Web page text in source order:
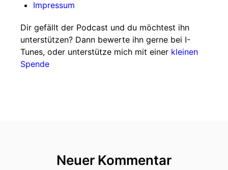
Impressum
Dir gefällt der Podcast und du möchtest ihn
unterstützen? Dann bewerte ihn gerne bei I-
Tunes, oder unterstütze mich mit einer kleinen
Spende
Neuer Kommentar